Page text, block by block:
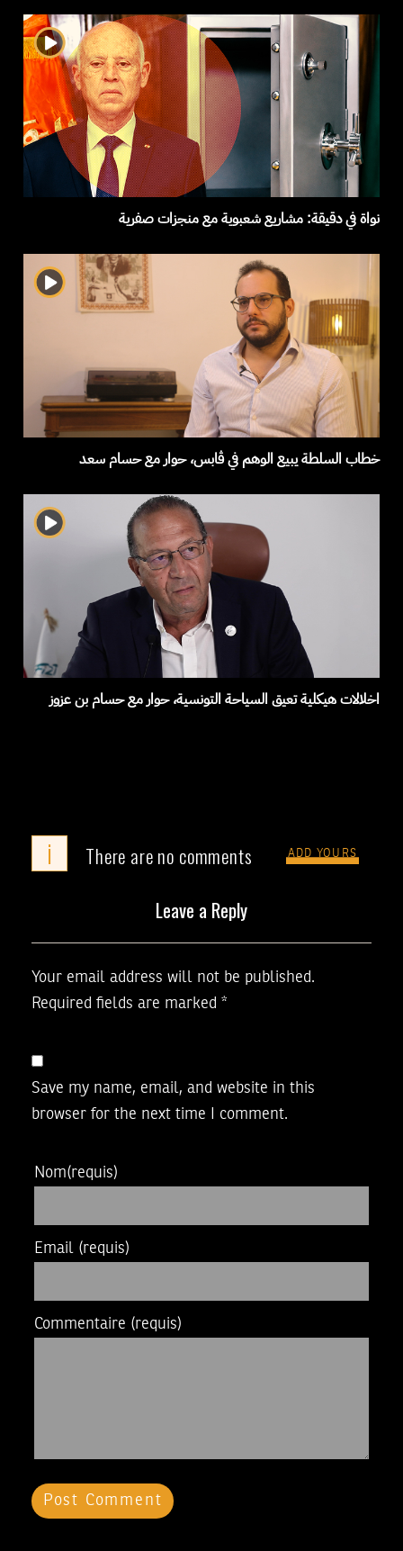
نواة في دقيقة: مشاريع شعبوية مع منجزات صفرية
خطاب السلطة يبيع الوهم في ڨابس، حوار مع حسام سعد
اخلالات هيكلية تعيق السياحة التونسية، حوار مع حسام بن عزوز
i There are no comments ADD YOURS
Leave a Reply
Your email address will not be published.
Required fields are marked *
Save my name, email, and website in this
browser for the next time I comment.
Nom(requis)
Email (requis)
Commentaire (requis)